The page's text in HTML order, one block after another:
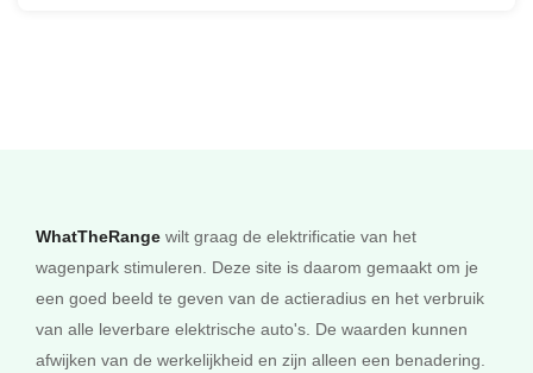
WhatTheRange wilt graag de elektrificatie van het
wagenpark stimuleren. Deze site is daarom gemaakt om je
een goed beeld te geven van de actieradius en het verbruik
van alle leverbare elektrische auto's. De waarden kunnen
afwijken van de werkelijkheid en zijn alleen een benadering.